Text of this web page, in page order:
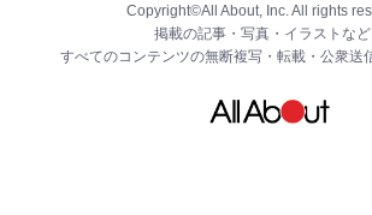
Copyright©All About, Inc. All rights
掲載の記事・写真・イラストなど
すべてのコンテンツの無断複写・転載・公衆送